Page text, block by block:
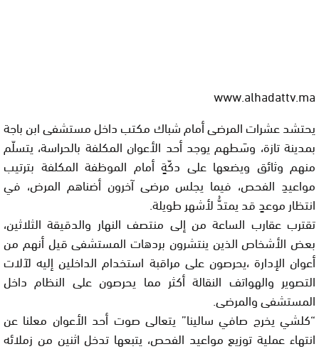
www.alhadattv.ma
يحتشد عشرات المرضى أمام شباك مكتب داخل مستشفى ابن باجة
بمدينة تازة، وسَطهم يوجد أحد الأعوان المكلفة بالحراسة، يتسلّم
منهم وثائق ويضعها على دكّةٍ أمام الموظفة المكلفة بترتيب
مواعيدِ الفحص، فيما يجلس مرضى آخرون أضناهم المرض، في
انتظار موعدٍ قد يمتدُّ لأشهر طويلة.
تقترب عقارب الساعة من إلى منتصف النهار والدقيقة الثلاثين،
بعض الأشخاص الذين ينتشرون بردهات المستشفى قيل أنهم من
أعوان الإدارة ،يحرصون على مراقبة استخدام الداخلين إليه لآلات
التصوير والهواتف النقالة أكثر مما يحرصون على النظام داخل
المستشفى والمرضى.
“كلشي يخرج صافي سالينا” يتعالى صوت أحد الأعوان معلنا عن
انتهاء عملية توزيع مواعيد الفحص، يتبعها تدخل اثنين من زملائه